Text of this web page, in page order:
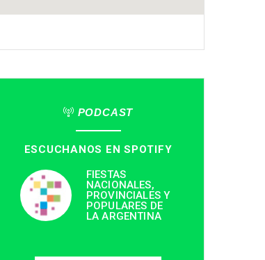
PODCAST
ESCUCHANOS EN SPOTIFY
FIESTAS
NACIONALES,
PROVINCIALES Y
POPULARES DE
LA ARGENTINA